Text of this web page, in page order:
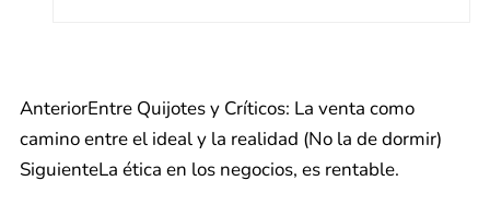
AnteriorEntre Quijotes y Críticos: La venta como
camino entre el ideal y la realidad (No la de dormir)
SiguienteLa ética en los negocios, es rentable.